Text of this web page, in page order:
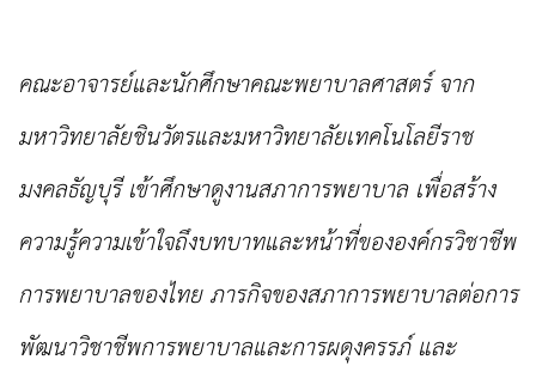
คณะอาจารย์และนักศึกษาคณะพยาบาลศาสตร์ จาก
มหาวิทยาลัยชินวัตรและมหาวิทยาลัยเทคโนโลยีราช
มงคลธัญบุรีเข้าศึกษาดูงานสภาการพยาบาล เพื่อสร้าง
ความรู้ความเข้าใจถึงบทบาทและหน้าที่ขององค์กรวิชาชีพ
การพยาบาลของไทย ภารกิจของสภาการพยาบาลต่อการ
พัฒนาวิชาชีพการพยาบาลและการผดุงครรภ์ และ